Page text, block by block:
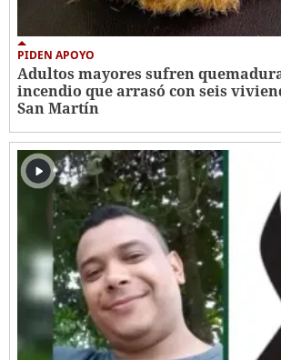
PIDEN APOYO
Adultos mayores sufren
incendio que arrasó con seis
San Martín